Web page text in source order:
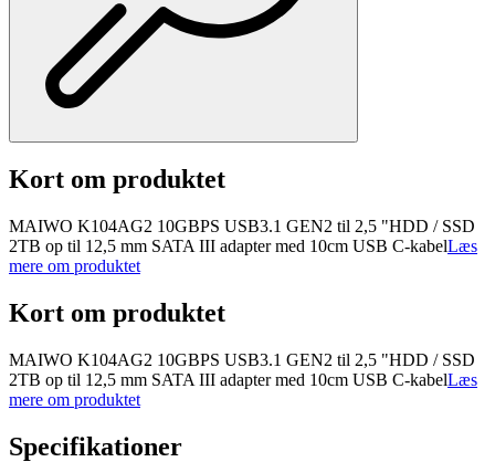
Kort om produktet
MAIWO K104AG2 10GBPS USB3.1 GEN2 til 2,5 "HDD / SSD
2TB op til 12,5 mm SATA III adapter med 10cm USB C-kabelLæs
mere om produktet
Kort om produktet
MAIWO K104AG2 10GBPS USB3.1 GEN2 til 2,5 "HDD / SSD
2TB op til 12,5 mm SATA III adapter med 10cm USB C-kabelLæs
mere om produktet
Specifikationer